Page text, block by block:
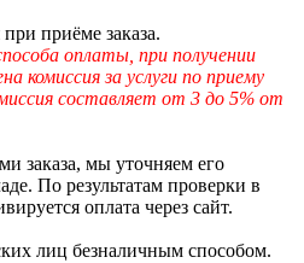
приёме заказа.
оплаты, при получении
комиссия за услуги по приему
составляет от 3 до 5% от
заказа, мы уточняем его
По результатам проверки в
оплата через сайт.
лиц безналичным способом.